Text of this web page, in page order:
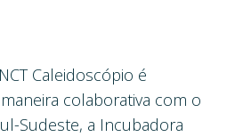
Caleidoscópio é
colaborativa com o
Sudeste, a Incubadora